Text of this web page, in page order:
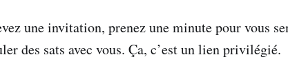
une invitation, prenez une minute pour vous
des sats avec vous. Ça, c’est un lien privilégié.